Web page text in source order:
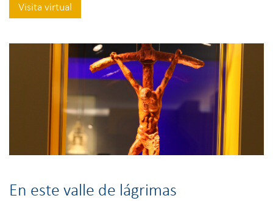
Visita virtual
En este valle de lágrimas